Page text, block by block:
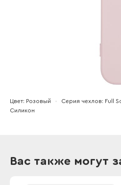
Цвет Розовый Серия чехлов Full
Силикон
Вас также могут